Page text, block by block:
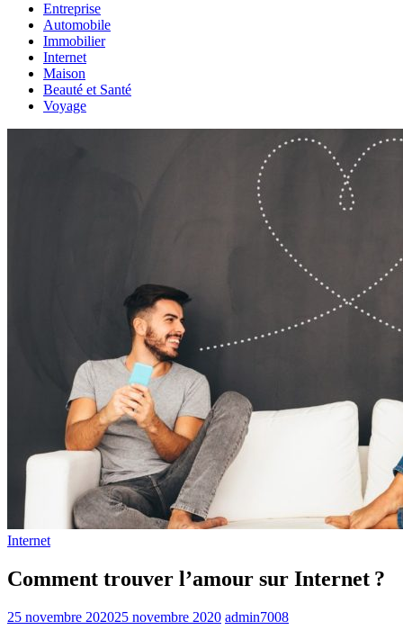
Entreprise
Automobile
Immobilier
Internet
Maison
Beauté et Santé
Voyage
Internet
Comment trouver l’amour sur Internet ?
25 novembre 202025 novembre 2020 admin7008